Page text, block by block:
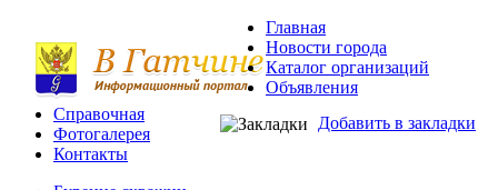
Добавить в закладки
Главная
Новости города
Каталог организаций
Объявления
Справочная
Фотогалерея
Контакты